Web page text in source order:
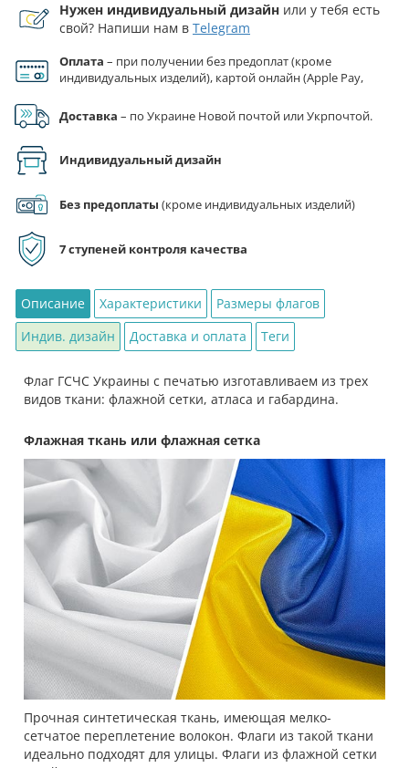
Флаг
ГСЧС
Нужен индивидуальный дизайн или у тебя есть
свой? Напиши нам в Telegram
Оплата – при получении без предоплат (кроме
индивидуальных изделий), картой онлайн (Apple Pay,
Доставка – по Украине Новой почтой или Укрпочтой.
Индивидуальный дизайн
Без предоплаты (кроме индивидуальных изделий)
7 ступеней контроля качества
Описание Характеристики
Размеры флагов
Индив. дизайн
Доставка и оплата Теги
Флаг ГСЧС Украины с печатью изготавливаем из трех
видов ткани: флажной сетки, атласа и габардина.
Флажная ткань или флажная сетка
Прочная синтетическая ткань, имеющая мелко-
сетчатое переплетение волокон. Флаги из такой ткани
идеально подходят для улицы. Флаги из флажной сетки